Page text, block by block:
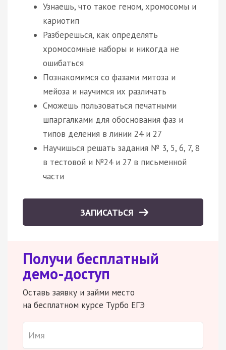
Узнаешь, что такое геном, хромосомы и
кариотип
Разберешься, как определять
хромосомные наборы и никогда не
ошибаться
Познакомимся со фазами митоза и
мейоза и научимся их различать
Сможешь пользоваться печатными
шпаргалками для обоснования фаз и
типов деления в линии 24 и 27
Научишься решать задания № 3, 5, 6, 7, 8
в тестовой и №24 и 27 в письменной
части
ЗАПИСАТЬСЯ
Получи бесплатный
демо-доступ
Оставь заявку и займи место
на бесплатном курсе Турбо ЕГЭ